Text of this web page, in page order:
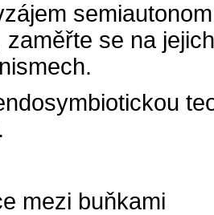
zaměřte se na
mezi buňkami